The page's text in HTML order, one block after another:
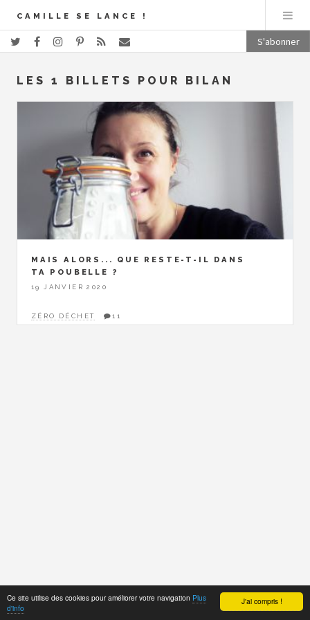
J'ai compris !
Ce site utilise des cookies pour améliorer votre navigation Plus
d'info
CAMILLE SE LANCE !
S'abonner
LES 1 BILLETS POUR BILAN
MAIS ALORS... QUE RESTE-T-IL DANS
TA POUBELLE ?
19 JANVIER 2020
ZÉRO DÉCHET 11